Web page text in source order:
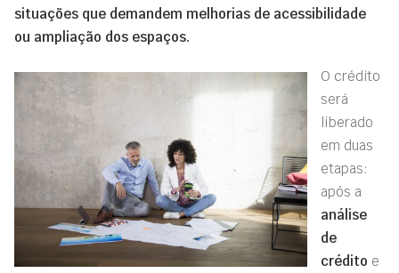
situações que demandem melhorias de acessibilidade
ou ampliação dos espaços.
O crédito
será
liberado
em duas
etapas:
após a
análise
de
crédito e